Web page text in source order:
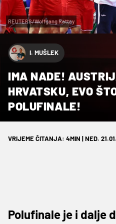
REUTERS/Wolfgang Rattay
I. MUŠLEK
IMA NADE!
HRVATSKU, EVO
POLUFINALE!
VRIJEME ČITANJA: 4MIN | NED.
Polufinale je i dalje